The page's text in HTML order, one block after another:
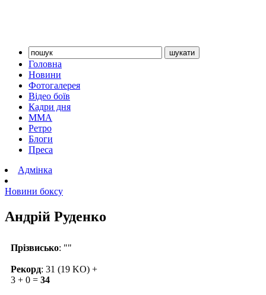
Головна
Новини
Фотогалерея
Відео боїв
Кадри дня
ММА
Ретро
Блоги
Преса
Адмінка
Новини боксу
Андрій Руденко
Прізвисько: ""
Рекорд: 31 (19 KO) +
3 + 0 = 34